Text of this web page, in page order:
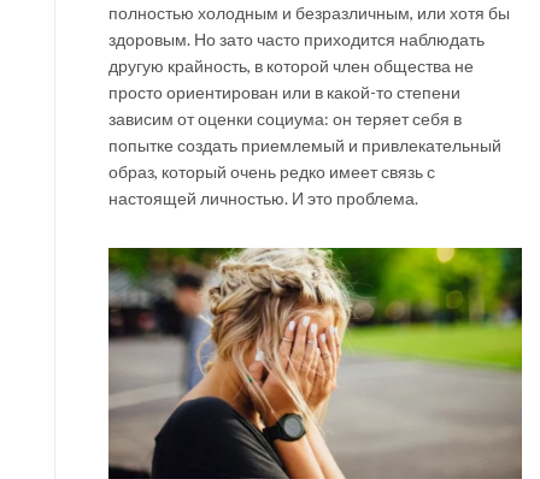
полностью холодным и безразличным, или хотя бы
здоровым. Но зато часто приходится наблюдать
другую крайность, в которой член общества не
просто ориентирован или в какой-то степени
зависим от оценки социума: он теряет себя в
попытке создать приемлемый и привлекательный
образ, который очень редко имеет связь с
настоящей личностью. И это проблема.